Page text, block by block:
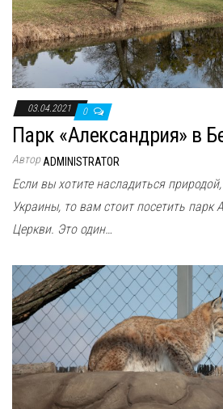
03.04.2021 0
Парк «Александрия» в
АвторADMINISTRATOR
Если вы хотите насладиться
Украины, то вам стоит посетить парк
Церкви. Это один…